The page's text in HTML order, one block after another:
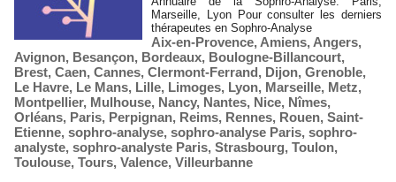
Marseille, Lyon Pour consulter les derniers
thérapeutes en Sophro-Analyse
Aix-en-Provence, Amiens, Angers,
Avignon, Besançon, Bordeaux, Boulogne-Billancourt,
Brest, Caen, Cannes, Clermont-Ferrand, Dijon, Grenoble,
Le Havre, Le Mans, Lille, Limoges, Lyon, Marseille, Metz,
Montpellier, Mulhouse, Nancy, Nantes, Nice, Nîmes,
Orléans, Paris, Perpignan, Reims, Rennes, Rouen, Saint-
Etienne, sophro-analyse, sophro-analyse Paris, sophro-
analyste, sophro-analyste Paris, Strasbourg, Toulon,
Toulouse, Tours, Valence, Villeurbanne